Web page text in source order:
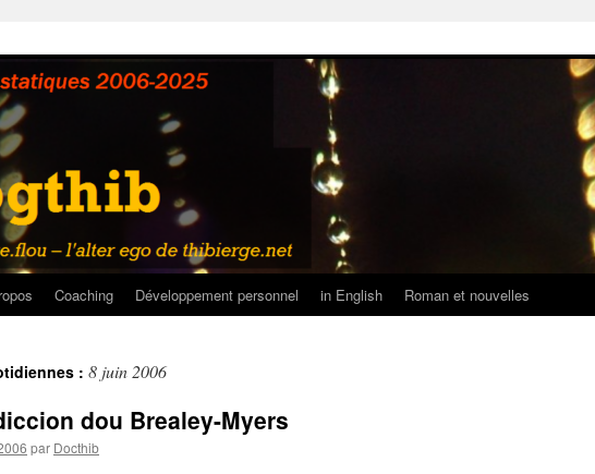
Coaching Développement personnel in English Roman et nouvelles
: 8 juin 2006
dou Brealey-Myers
par Docthib